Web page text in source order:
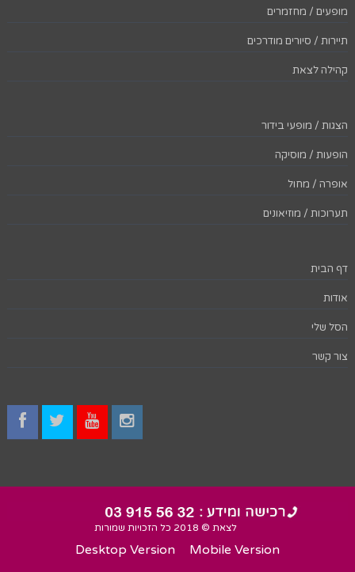
מופעים / מחזמרים
תיירות / סיורים מודרכים
קהילה לצאת
הצגות / מופעי בידור
הופעות / מוסיקה
אופרה / מחול
תערוכות / מוזיאונים
דף הבית
אודות
הסל שלי
צור קשר
לצאת © 2018 כל הזכויות שמורות
Desktop Version Mobile Version